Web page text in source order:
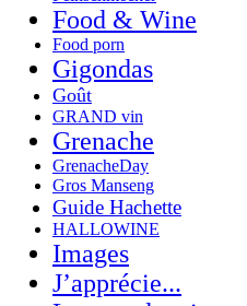
Food & Wine
Food porn
Gigondas
Goût
GRAND vin
Grenache
GrenacheDay
Gros Manseng
Guide Hachette
HALLOWINE
Images
J’apprécie...